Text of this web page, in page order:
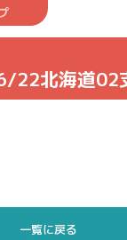
22北海道02
一覧に戻る